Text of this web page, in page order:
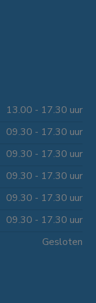
13.00 - 17.30 uur
09.30 - 17.30 uur
09.30 - 17.30 uur
09.30 - 17.30 uur
09.30 - 17.30 uur
09.30 - 17.30 uur
Gesloten